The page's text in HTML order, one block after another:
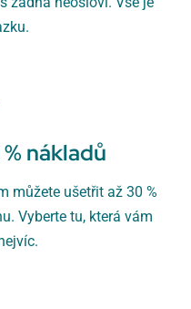
nákladů
můžete ušetřit až 30 %
Vyberte tu, která vám